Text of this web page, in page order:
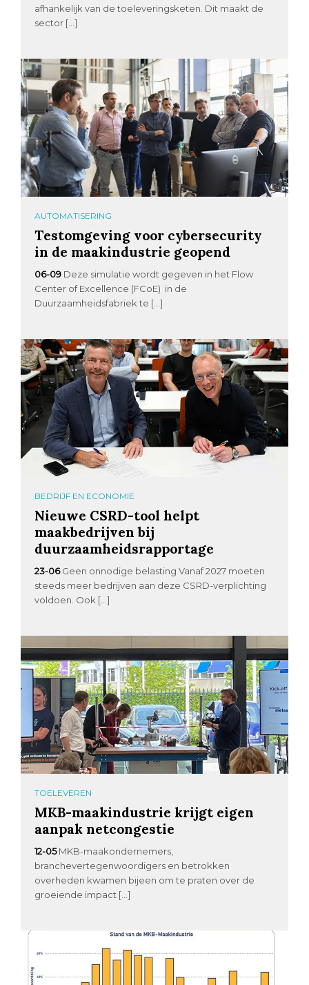
afhankelijk van de toeleveringsketen. Dit maakt de
sector […]
AUTOMATISERING
Testomgeving voor cybersecurity
in de maakindustrie geopend
06-09 Deze simulatie wordt gegeven in het Flow
Center of Excellence (FCoE) in de
Duurzaamheidsfabriek te […]
BEDRIJF EN ECONOMIE
Nieuwe CSRD-tool helpt
maakbedrijven bij
duurzaamheidsrapportage
23-06 Geen onnodige belasting Vanaf 2027 moeten
steeds meer bedrijven aan deze CSRD-verplichting
voldoen. Ook […]
TOELEVEREN
MKB-maakindustrie krijgt eigen
aanpak netcongestie
12-05 MKB-maakondernemers,
branchevertegenwoordigers en betrokken
overheden kwamen bijeen om te praten over de
groeiende impact […]